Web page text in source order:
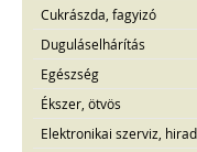
Cukrászda, fagyizó
Duguláselhárítás
Egészség
Ékszer, ötvös
Elektronikai szerviz,